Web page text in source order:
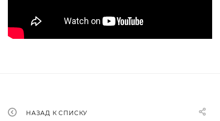
НАЗАД К СПИСКУ